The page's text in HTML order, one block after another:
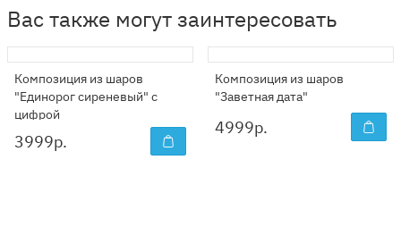
Вас также могут заинтересовать
Композиция из шаров
"Единорог сиреневый" с
цифрой
3999р.
Композиция из шаров
"Заветная дата"
4999р.